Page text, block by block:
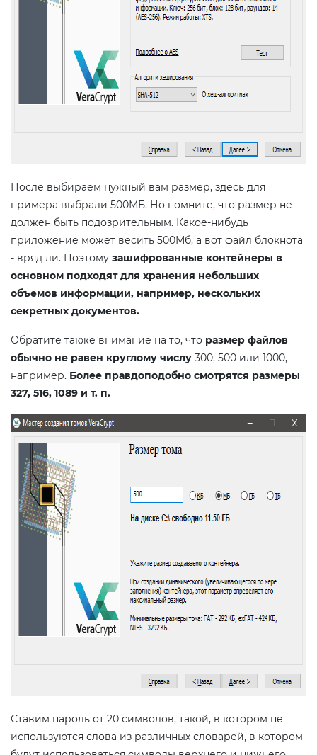
После выбираем нужный вам размер, здесь для
примера выбрали 500МБ. Но помните, что размер не
должен быть подозрительным. Какое-нибудь
приложение может весить 500Мб, а вот файл блокнота
- вряд ли. Поэтому зашифрованные контейнеры в
основном подходят для хранения небольших
объемов информации, например, нескольких
секретных документов.
Обратите также внимание на то, что размер файлов
обычно не равен круглому числу 300, 500 или 1000,
например. Более правдоподобно смотрятся размеры
327, 516, 1089 и т. п.
Ставим пароль от 20 символов, такой, в котором не
используются слова из различных словарей, в котором